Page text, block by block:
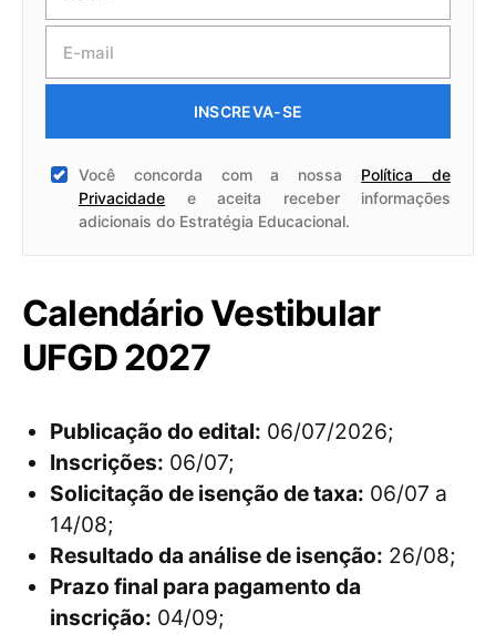
INSCREVA-SE
Você concorda com a nossa Política de
Privacidade e aceita receber informações
adicionais do Estratégia Educacional.
Calendário Vestibular
UFGD 2027
Publicação do edital: 06/07/2026;
Inscrições: 06/07;
Solicitação de isenção de taxa: 06/07 a
14/08;
Resultado da análise de isenção: 26/08;
Prazo final para pagamento da
inscrição: 04/09;